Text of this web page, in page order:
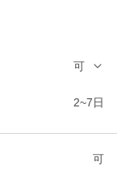
可
2~7日
可